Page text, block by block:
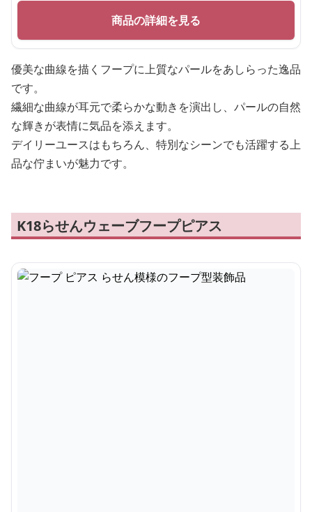
商品の詳細を見る
優美な曲線を描くフープに上質なパールをあしらった逸品
です。
繊細な曲線が耳元で柔らかな動きを演出し、パールの自然
な輝きが表情に気品を添えます。
デイリーユースはもちろん、特別なシーンでも活躍する上
品な佇まいが魅力です。
K18らせんウェーブフープピアス